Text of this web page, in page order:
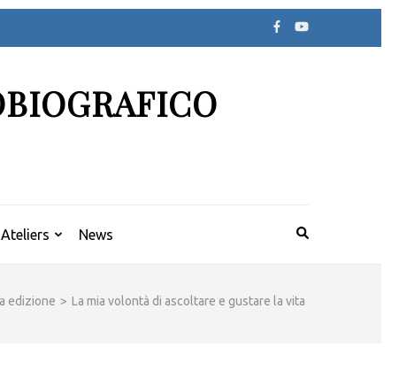
Ateliers News
edizione > La mia volontà di ascoltare e gustare la vita